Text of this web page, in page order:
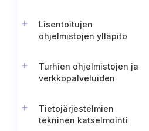
Lisentoitujen
ohjelmistojen ylläpito
Turhien ohjelmistojen ja
verkkopalveluiden
Tietojärjestelmien
tekninen katselmointi